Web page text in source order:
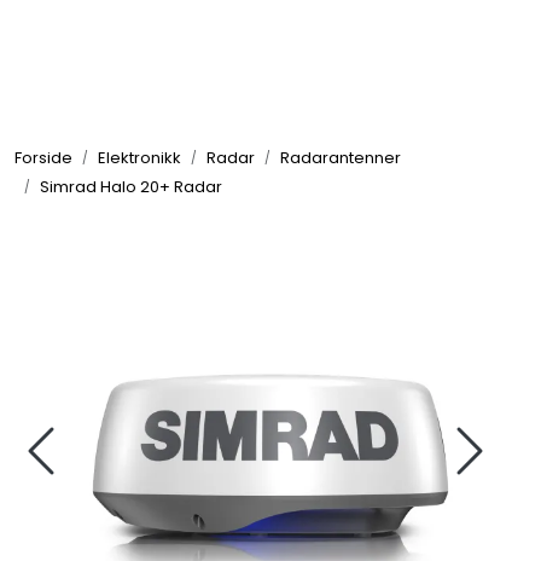
Forside Elektronikk Radar
Radarantenner
Simrad Halo 20+ Radar
Elektrisk
Motor/Styring
Fortøyning